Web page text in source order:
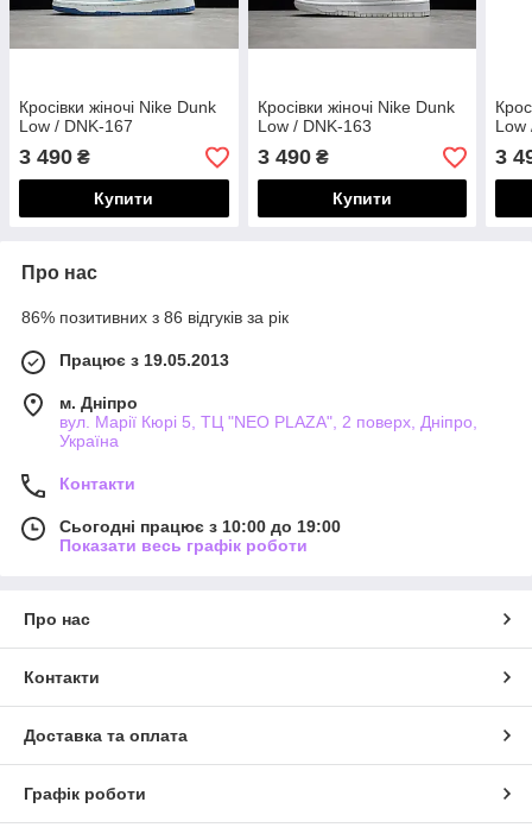
Кросівки жіночі Nike Dunk
Low / DNK-167
3 490 ₴
Купити
Кросівки жіночі Nike Dunk
Low / DNK-163
3 490₴
Купити
Low
3
Про нас
86% позитивних з 86 відгуків за рік
Працює з 19.05.2013
м. Дніпро
вул. Марії Кюрі 5, ТЦ "NEO PLAZA", 2 поверх, Дніпро,
Україна
Контакти
Сьогодні працює з 10:00 до 19:00
Показати весь графік роботи
Про нас
Контакти
Доставка та оплата
Графік роботи